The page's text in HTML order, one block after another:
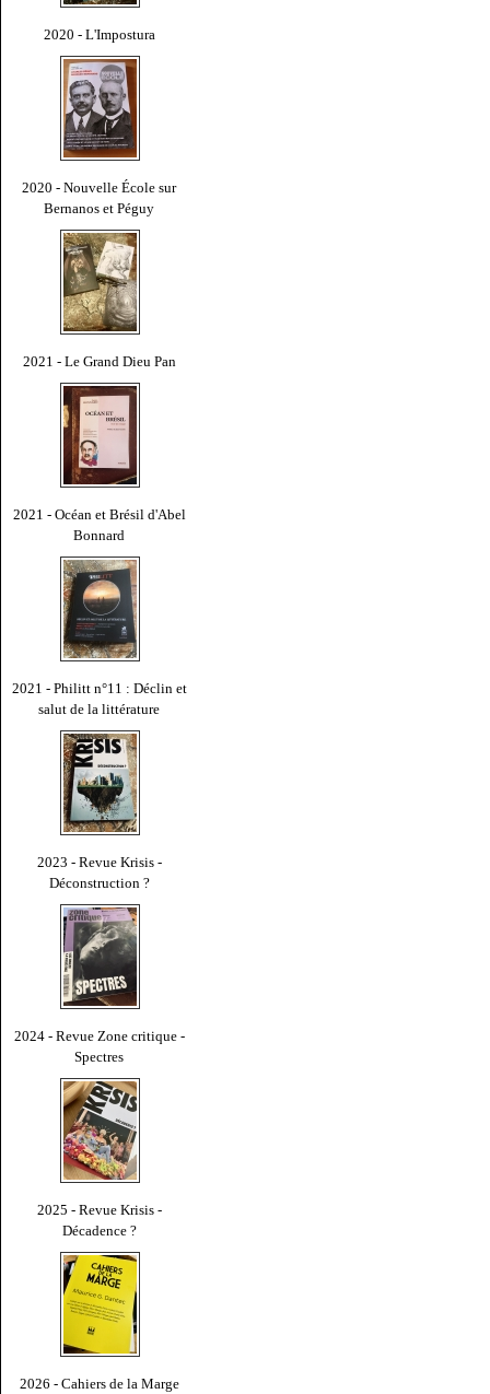
2020 - L'Impostura
2020 - Nouvelle École sur
Bernanos et Péguy
2021 - Le Grand Dieu Pan
2021 - Océan et Brésil d'Abel
Bonnard
2021 - Philitt n°11 : Déclin et
salut de la littérature
2023 - Revue Krisis -
Déconstruction ?
2024 - Revue Zone critique -
Spectres
2025 - Revue Krisis -
Décadence ?
2026 - Cahiers de la Marge